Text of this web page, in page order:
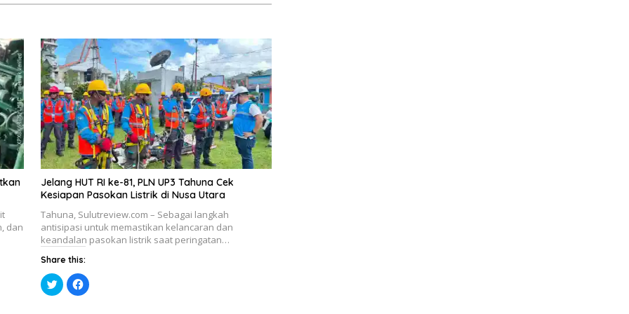
dan
Jelang HUT RI ke-81, PLN UP3 Tahuna Cek
Kesiapan Pasokan Listrik di Nusa Utara
Tahuna, Sulutreview.com – Sebagai langkah
antisipasi untuk memastikan kelancaran dan
keandalan pasokan listrik saat peringatan…
Share this:
K
l
K
l